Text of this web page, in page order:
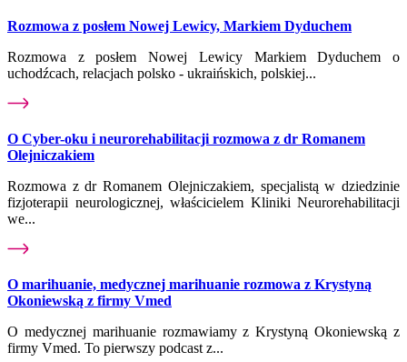
Rozmowa z posłem Nowej Lewicy, Markiem Dyduchem
Rozmowa z posłem Nowej Lewicy Markiem Dyduchem o
uchodźcach, relacjach polsko - ukraińskich, polskiej...
O Cyber-oku i neurorehabilitacji rozmowa z dr Romanem
Olejniczakiem
Rozmowa z dr Romanem Olejniczakiem, specjalistą w dziedzinie
fizjoterapii neurologicznej, właścicielem Kliniki Neurorehabilitacji
we...
O marihuanie, medycznej marihuanie rozmowa z Krystyną
Okoniewską z firmy Vmed
O medycznej marihuanie rozmawiamy z Krystyną Okoniewską z
firmy Vmed. To pierwszy podcast z...